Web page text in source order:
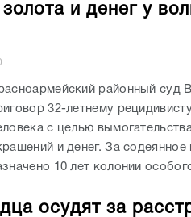
и денег у
районный суд
32-летнему
с целью
и денег. За
10 лет колонии
осудят за